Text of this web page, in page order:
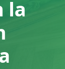
la